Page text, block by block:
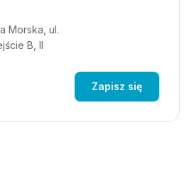
Morska, ul.
B, II
Zapisz się